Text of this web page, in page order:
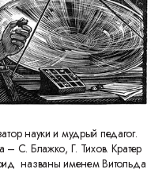
науки и мудрый педагог.
С. Блажко, Г. Тихов. Кратер
названы именем Витольда